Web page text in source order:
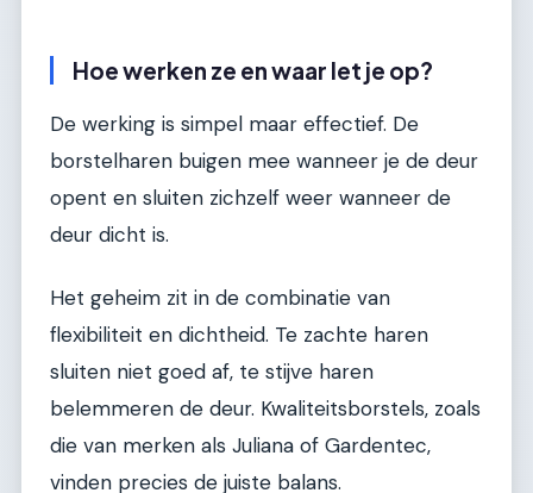
Hoe werken ze en waar let je op?
De werking is simpel maar effectief. De
borstelharen buigen mee wanneer je de deur
opent en sluiten zichzelf weer wanneer de
deur dicht is.
Het geheim zit in de combinatie van
flexibiliteit en dichtheid. Te zachte haren
sluiten niet goed af, te stijve haren
belemmeren de deur. Kwaliteitsborstels, zoals
die van merken als Juliana of Gardentec,
vinden precies de juiste balans.